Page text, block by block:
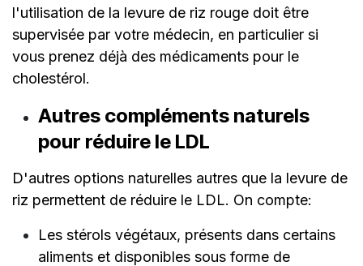
l'utilisation de la levure de riz rouge doit être
supervisée par votre médecin, en particulier si
vous prenez déjà des médicaments pour le
cholestérol.
Autres compléments naturels
pour réduire le LDL
D'autres options naturelles autres que la levure de
riz permettent de réduire le LDL. On compte:
Les stérols végétaux, présents dans certains
aliments et disponibles sous forme de